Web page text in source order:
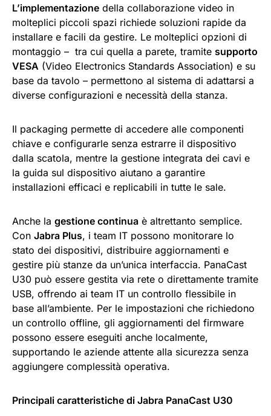
L’implementazione della collaborazione video in
molteplici piccoli spazi richiede soluzioni rapide da
installare e facili da gestire. Le molteplici opzioni di
montaggio – tra cui quella a parete, tramite supporto
VESA (Video Electronics Standards Association) e su
base da tavolo – permettono al sistema di adattarsi a
diverse configurazioni e necessità della stanza.
Il packaging permette di accedere alle componenti
chiave e configurarle senza estrarre il dispositivo
dalla scatola, mentre la gestione integrata dei cavi e
la guida sul dispositivo aiutano a garantire
installazioni efficaci e replicabili in tutte le sale.
Anche la gestione continua è altrettanto semplice.
Con Jabra Plus, i team IT possono monitorare lo
stato dei dispositivi, distribuire aggiornamenti e
gestire più stanze da un’unica interfaccia. PanaCast
U30 può essere gestita via rete o direttamente tramite
USB, offrendo ai team IT un controllo flessibile in
base all’ambiente. Per le impostazioni che richiedono
un controllo offline, gli aggiornamenti del firmware
possono essere eseguiti anche localmente,
supportando le aziende attente alla sicurezza senza
aggiungere complessità operativa.
Principali caratteristiche di Jabra PanaCast U30